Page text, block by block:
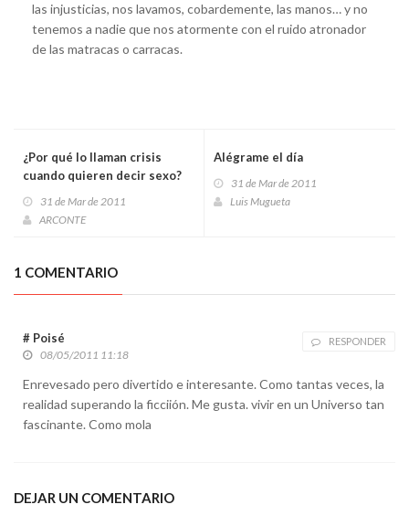
las injusticias, nos lavamos, cobardemente, las manos… y no
tenemos a nadie que nos atormente con el ruido atronador
de las matracas o carracas.
¿Por qué lo llaman crisis
cuando quieren decir sexo?
31 de Mar de 2011
ARCONTE
Alégrame el día
31 de Mar de 2011
Luis Mugueta
1 COMENTARIO
# Poisé RESPONDER
08/05/2011 11:18
Enrevesado pero divertido e interesante. Como tantas veces, la
realidad superando la ficciión. Me gusta. vivir en un Universo tan
fascinante. Como mola
DEJAR UN COMENTARIO